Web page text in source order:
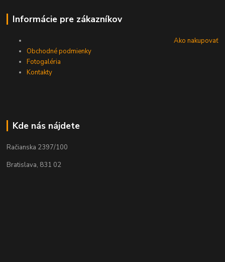
Informácie pre zákazníkov
Ako nakupovať
Obchodné podmienky
Fotogaléria
Kontakty
Kde nás nájdete
Račianska 2397/100
Bratislava, 831 02